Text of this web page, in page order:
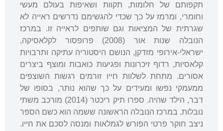
תקפותם של חלומות, תקוות ושאיפות בעולם מעשי
וחומרי, ומרמז על כך שכדי להגשימם נדרשים ראייה לא
שגרתית של המציאות וגם שותפים לראייה זו. במרכז
הנובלה שנות אור (2008) פרופסור לקלאסיקה,
ישראלי-אירופי מזדקן, הנושם היסטוריה עתיקה ותרבויות
קלאסיות, רדוף זיכרונות ופגיעות כואבות ומוצף ביצרים
אסורים. מתחת לשלוות חייו זורמים רגשות השוצפים
ממעמקי נפשו ומעידים על כך שהוא נותר, בסופו של
דבר, הילד שהיה. ספרו תיק ריכטר (2014) מורכב משתי
נובלות. במרכז הנובלה הראשונה ששמה הוא כשם הספר
ניצב חוקר פרטי הפורש לגמלאות ומנסה לסכם את חייו.